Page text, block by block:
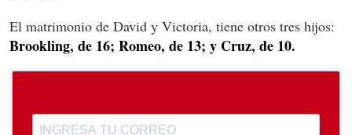
El matrimonio de David y Victoria, tiene otros tres hijos:
Brookling, de 16; Romeo, de 13; y Cruz, de 10.